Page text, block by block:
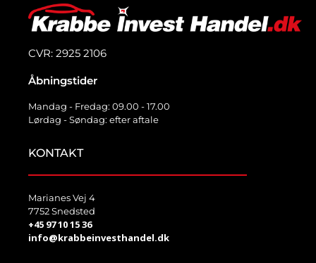
CVR: 2925 2106
Åbningstider
Mandag - Fredag: 09.00 - 17.00
Lørdag - Søndag: efter aftale
KONTAKT
Marianes Vej 4
7752 Snedsted
+45 97 10 15 36
info@krabbeinvesthandel.dk